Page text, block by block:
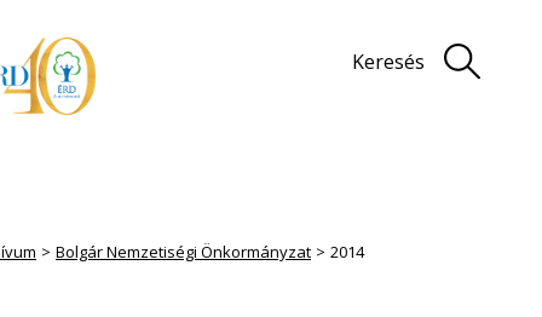
Keresés
Bolgár Nemzetiségi Önkormányzat 2014